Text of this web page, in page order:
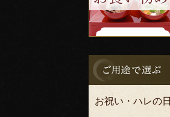
お祝い・ハレの日